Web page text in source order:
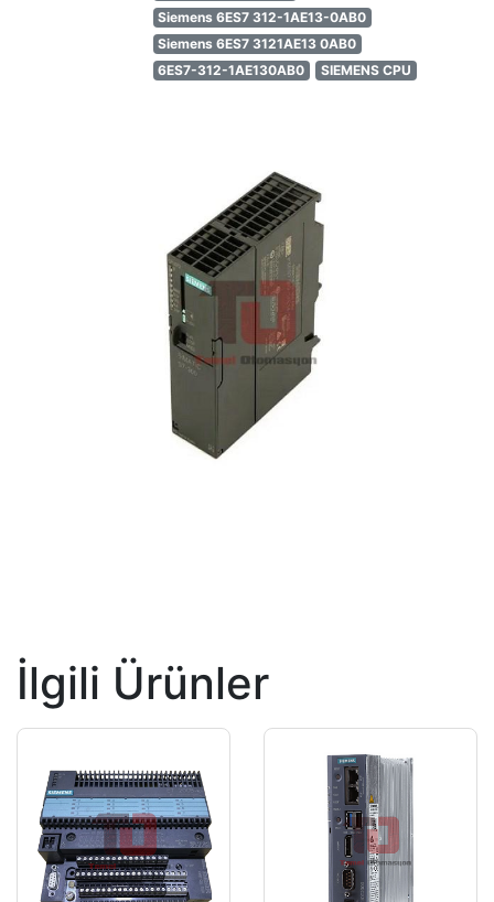
Siemens 6ES7 312-1AE13-0AB0
Siemens 6ES7 3121AE13 0AB0
6ES7-312-1AE130AB0
SIEMENS CPU
İlgili Ürünler